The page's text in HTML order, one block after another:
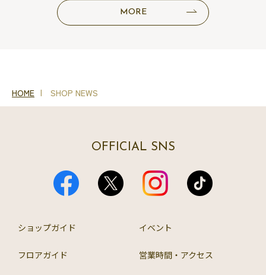
MORE
HOME SHOP NEWS
OFFICIAL SNS
ショップガイド イベント
フロアガイド 営業時間・アクセス